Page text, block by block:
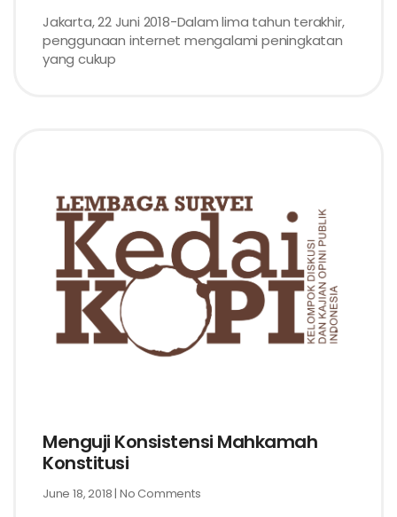
Jakarta, 22 Juni 2018-Dalam lima tahun terakhir,
penggunaan internet mengalami peningkatan
yang cukup
Menguji Konsistensi Mahkamah
Konstitusi
June 18, 2018 No Comments